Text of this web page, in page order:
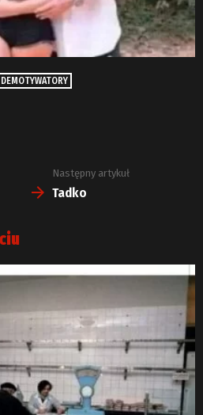
Następny artykuł
Tadko